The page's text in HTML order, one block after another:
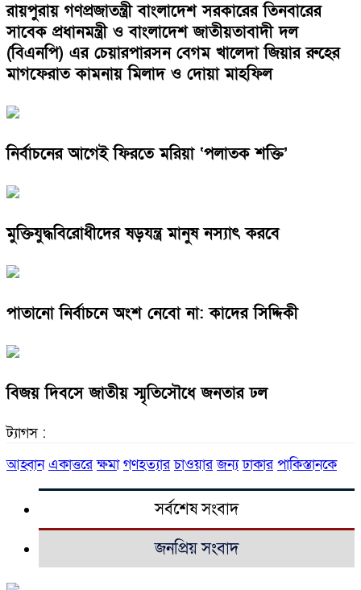
রায়পুরায় গণপ্রজাতন্ত্রী বাংলাদেশ সরকারের তিনবারের
সাবেক প্রধানমন্ত্রী ও বাংলাদেশ জাতীয়তাবাদী দল
(বিএনপি) এর চেয়ারপারসন বেগম খালেদা জিয়ার রুহের
মাগফেরাত কামনায় মিলাদ ও দোয়া মাহফিল
নির্বাচনের আগেই ফিরতে মরিয়া ‘পলাতক শক্তি’
মুক্তিযুদ্ধবিরোধীদের ষড়যন্ত্র মানুষ নস্যাৎ করবে
পাতানো নির্বাচনে অংশ নেবো না: কাদের সিদ্দিকী
বিজয় দিবসে জাতীয় স্মৃতিসৌধে জনতার ঢল
ট্যাগস :
আহ্বান একাত্তরে ক্ষমা গণহত্যার চাওয়ার জন্য ঢাকার পাকিস্তানকে
সর্বশেষ সংবাদ
জনপ্রিয় সংবাদ